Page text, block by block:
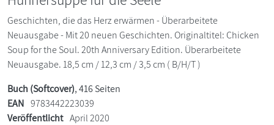
Geschichten, die das Herz erwärmen - Überarbeitete
Neuausgabe - Mit 20 neuen Geschichten. Originaltitel: Chicken
Soup for the Soul. 20th Anniversary Edition. Überarbeitete
Neuausgabe. 18,5 cm / 12,3 cm / 3,5 cm ( B/H/T )
Buch (Softcover), 416 Seiten
EAN 9783442223039
Veröffentlicht April 2020